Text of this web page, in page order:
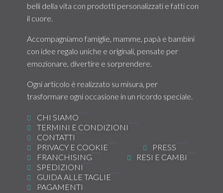
belli della vita con prodotti personalizzati e fatti con
il cuore.
Accompagniamo famiglie, mamme, papà e bambini
con idee regalo uniche e originali, pensate per
emozionare, divertire e sorprendere.
Ogni articolo è realizzato su misura, per
trasformare ogni occasione in un ricordo speciale.
CHI SIAMO
TERMINI E CONDIZIONI
CONTATTI
PRIVACY E COOKIE
PRESS
FRANCHISING
RESI E CAMBI
SPEDIZIONI
GUIDA ALLE TAGLIE
PAGAMENTI